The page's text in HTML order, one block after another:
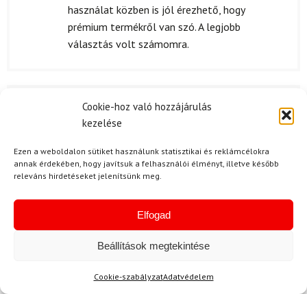
Cookie-hoz való hozzájárulás
kezelése
Ezen a weboldalon sütiket használunk statisztikai és reklámcélokra
annak érdekében, hogy javítsuk a felhasználói élményt, illetve később
releváns hirdetéseket jelenítsünk meg.
Elfogad
Beállítások megtekintése
Cookie-szabályzatAdatvédelem
használat közben is jól érezhető, hogy
prémium termékről van szó. A legjobb
választás volt számomra.
Értékelés:
S. Tímea 2024.08.22.
nagyon tetszik a síléc, nekem szep a szín és a
minősége is kiváló. Az öv is jól van tervezve,
konnyen hasznalhato. Egyedül a kötéskel van
egy kicsi bajom, mert neha nehezen állitom be.
4/ 5
K. Erzsébet 2024.08.04.
remekül teljesítenek a pályán. A bakancs is